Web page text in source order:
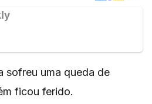
sofreu uma queda de
ficou ferido.